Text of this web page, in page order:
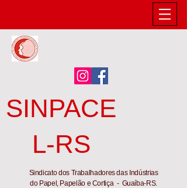
SINPACE
L-RS
Sindicato dos Trabalhadores das Indústrias
do Papel, Papelão e Cortiça - Guaíba-RS.